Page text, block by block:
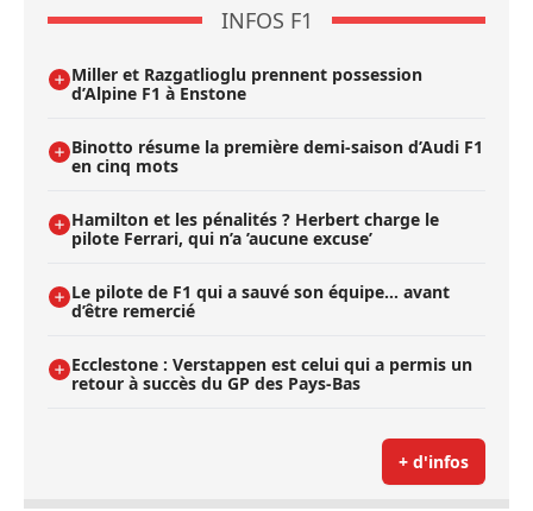
INFOS F1
Miller et Razgatlioglu prennent possession
d’Alpine F1 à Enstone
Binotto résume la première demi-saison d’Audi F1
en cinq mots
Hamilton et les pénalités ? Herbert charge le
pilote Ferrari, qui n’a ’aucune excuse’
Le pilote de F1 qui a sauvé son équipe… avant
d’être remercié
Ecclestone : Verstappen est celui qui a permis un
retour à succès du GP des Pays-Bas
+ d'infos